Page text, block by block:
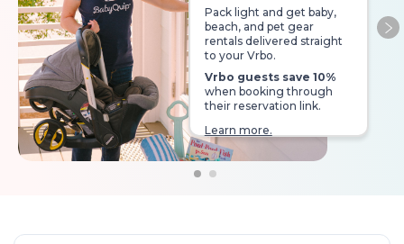
Pack light and get baby,
beach, and pet gear
rentals delivered straight
to your Vrbo.
Vrbo guests save 10%
when booking through
their reservation link.
Learn more.